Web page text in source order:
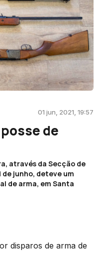
01 jun, 2021, 19:57
de
através da Secção de
junho, deteve um
de arma, em Santa
disparos de arma de